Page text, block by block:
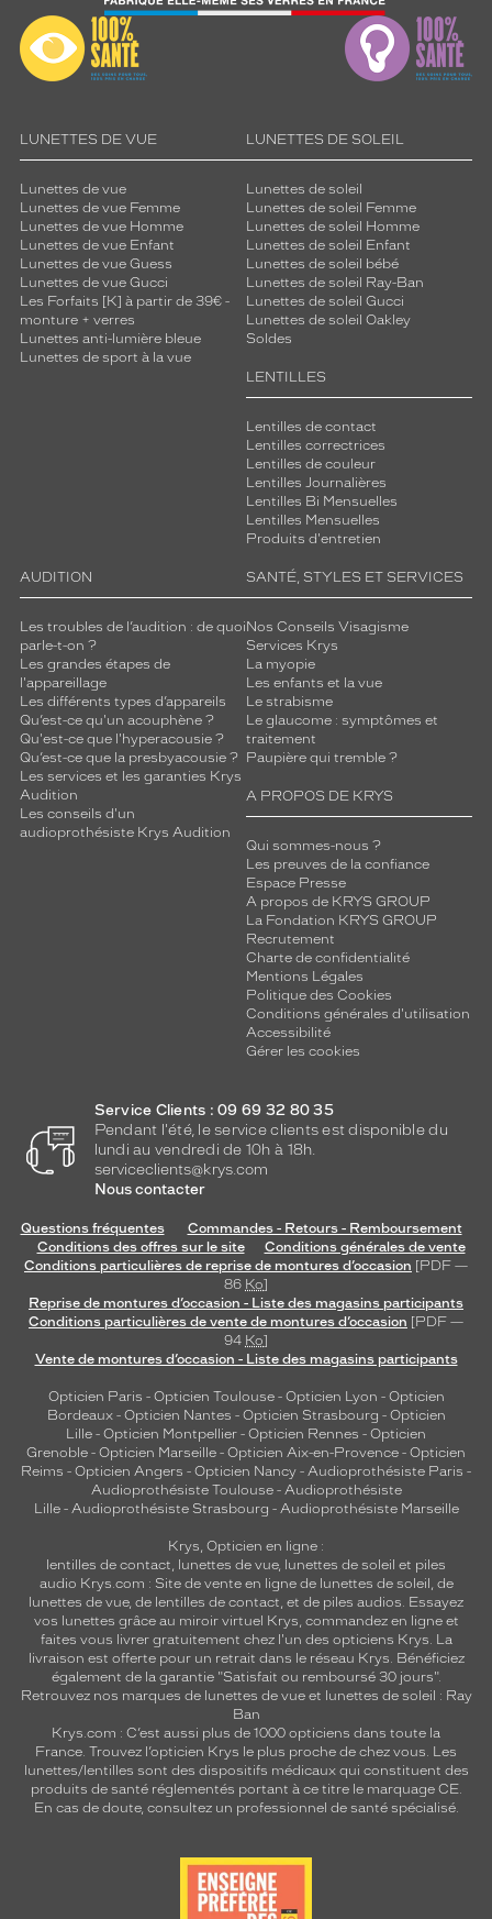
LUNETTES DE VUE
Lunettes de vue
Lunettes de vue Femme
Lunettes de vue Homme
Lunettes de vue Enfant
Lunettes de vue Guess
Lunettes de vue Gucci
Les Forfaits [K] à partir de 39€ -
monture + verres
Lunettes anti-lumière bleue
Lunettes de sport à la vue
LUNETTES DE SOLEIL
Lunettes de soleil
Lunettes de soleil Femme
Lunettes de soleil Homme
Lunettes de soleil Enfant
Lunettes de soleil bébé
Lunettes de soleil Ray-Ban
Lunettes de soleil Gucci
Lunettes de soleil Oakley
Soldes
LENTILLES
Lentilles de contact
Lentilles correctrices
Lentilles de couleur
Lentilles Journalières
Lentilles Bi Mensuelles
Lentilles Mensuelles
Produits d'entretien
AUDITION
Les troubles de l’audition : de quoi
parle-t-on ?
Les grandes étapes de
l'appareillage
Les différents types d’appareils
Qu’est-ce qu'un acouphène ?
Qu'est-ce que l'hyperacousie ?
Qu’est-ce que la presbyacousie ?
Les services et les garanties Krys
Audition
Les conseils d'un
audioprothésiste Krys Audition
SANTÉ, STYLES ET SERVICES
Nos Conseils Visagisme
Services Krys
La myopie
Les enfants et la vue
Le strabisme
Le glaucome : symptômes et
traitement
Paupière qui tremble ?
A PROPOS DE KRYS
Qui sommes-nous ?
Les preuves de la confiance
Espace Presse
A propos de KRYS GROUP
La Fondation KRYS GROUP
Recrutement
Charte de confidentialité
Mentions Légales
Politique des Cookies
Conditions générales d'utilisation
Accessibilité
Gérer les cookies
Service Clients : 09 69 32 80 35
Pendant l'été, le service clients est disponible du
lundi au vendredi de 10h à 18h.
serviceclients@krys.com
Nous contacter
Questions fréquentes
Commandes - Retours - Remboursement
Conditions des offres sur le site
Conditions générales de vente
Conditions particulières de reprise de montures d’occasion [PDF —
86 Ko]
Reprise de montures d’occasion - Liste des magasins participants
Conditions particulières de vente de montures d’occasion [PDF —
94 Ko]
Vente de montures d’occasion - Liste des magasins participants
Opticien Paris - Opticien Toulouse- Opticien Lyon - Opticien
Bordeaux- Opticien Nantes - Opticien Strasbourg - Opticien
Lille - Opticien Montpellier - Opticien Rennes - Opticien
Grenoble - Opticien Marseille - Opticien Aix-en-Provence - Opticien
Reims - Opticien Angers - Opticien Nancy - Audioprothésiste Paris -
Audioprothésiste Toulouse- Audioprothésiste
Lille- Audioprothésiste Strasbourg - Audioprothésiste Marseille
Krys, Opticien en ligne :
lentilles de contact, lunettes de vue, lunettes de soleil et piles
audio Krys.com : Site de vente en ligne de lunettes de soleil, de
lunettes de vue, de lentilles de contact, et de piles audios. Essayez
vos lunettes grâce au miroir virtuel Krys, commandez en ligne et
faites vous livrer gratuitement chez l'un des opticiens Krys. La
livraison est offerte pour un retrait dans le réseau Krys. Bénéficiez
également de la garantie "Satisfait ou remboursé 30 jours".
Retrouvez nos marques de lunettes de vue et lunettes de soleil : Ray
Ban
Krys.com : C’est aussi plus de 1000 opticiens dans toute la
France. Trouvez l’opticien Krys le plus proche de chez vous. Les
lunettes/lentilles sont des dispositifs médicaux qui constituent des
produits de santé réglementés portant à ce titre le marquage CE.
En cas de doute, consultez un professionnel de santé spécialisé.